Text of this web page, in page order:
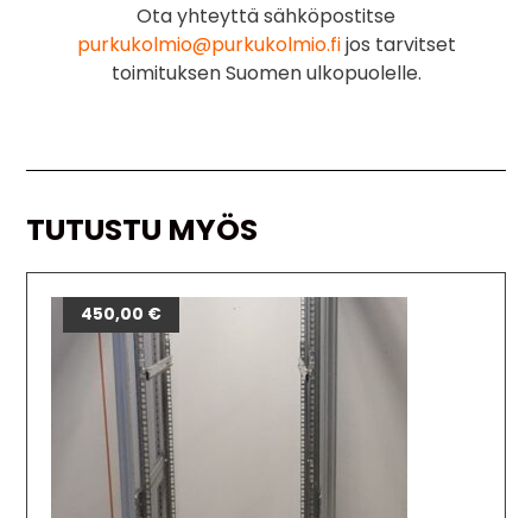
Ota yhteyttä sähköpostitse
purkukolmio@purkukolmio.fijos tarvitset
toimituksen Suomen ulkopuolelle.
TUTUSTU MYÖS
450,00 €